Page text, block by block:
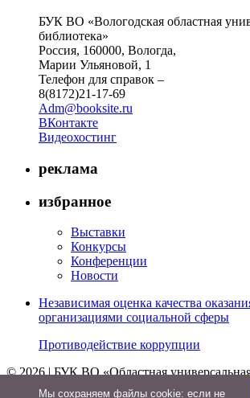
БУК ВО «Вологодская областная
библиотека»
Россия, 160000, Вологда,
Марии Ульяновой, 1
Телефон для справок –
8(8172)21-17-69
Adm@booksite.ru
ВКонтакте
Видеохостинг
реклама
избранное
Выставки
Конкурсы
Конференции
Новости
Независимая оценка качества
организациями социальной сферы
Противодействие коррупции
© 2026 | БУК ВО «Областная
библиотека»
Мы cохраняем файлы cookie: если не